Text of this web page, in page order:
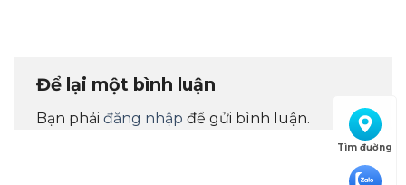
Để lại một bình luận
Bạn phải đăng nhập để gửi bình luận.
Tìm đường